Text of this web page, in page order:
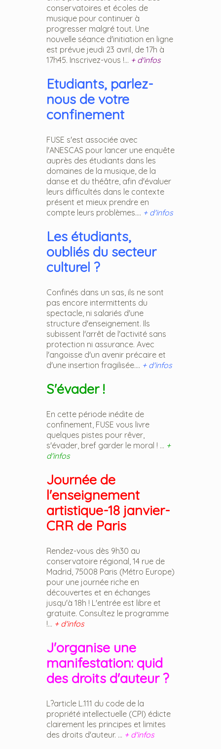
conservatoires et écoles de
musique pour continuer à
progresser malgré tout. Une
nouvelle séance d'initiation en ligne
est prévue jeudi 23 avril, de 17h à
17h45. Inscrivez-vous !... + d'infos
Etudiants, parlez-
nous de votre
confinement
FUSE s'est associée avec
l'ANESCAS pour lancer une enquête
auprès des étudiants dans les
domaines de la musique, de la
danse et du théâtre, afin d'évaluer
leurs difficultés dans le contexte
présent et mieux prendre en
compte leurs problèmes.... + d'infos
Les étudiants,
oubliés du secteur
culturel ?
Confinés dans un sas, ils ne sont
pas encore intermittents du
spectacle, ni salariés d'une
structure d'enseignement. Ils
subissent l'arrêt de l'activité sans
protection ni assurance. Avec
l'angoisse d'un avenir précaire et
d'une insertion fragilisée.... + d'infos
S'évader !
En cette période inédite de
confinement, FUSE vous livre
quelques pistes pour rêver,
s'évader, bref garder le moral ! ... +
d'infos
Journée de
l'enseignement
artistique-18 janvier-
CRR de Paris
Rendez-vous dès 9h30 au
conservatoire régional, 14 rue de
Madrid, 75008 Paris (Métro Europe)
pour une journée riche en
découvertes et en échanges
jusqu'à 18h ! L'entrée est libre et
gratuite. Consultez le programme
!... + d'infos
J'organise une
manifestation: quid
des droits d'auteur ?
L?article L.111 du code de la
propriété intellectuelle (CPI) édicte
clairement les principes et limites
des droits d'auteur. ... + d'infos